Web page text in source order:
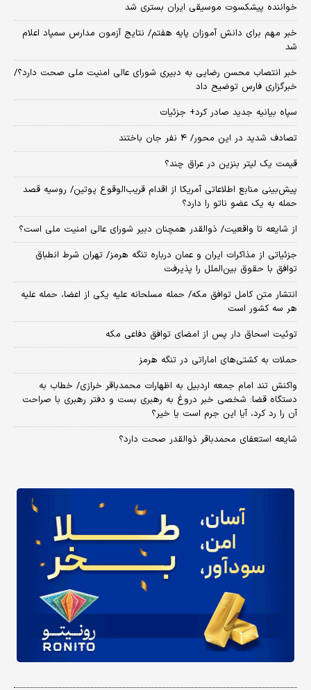
خواننده پیشکسوت موسیقی ایران بستری شد
خبر مهم برای دانش آموزان پایه هفتم/ نتایج آزمون مدارس سمپاد اعلام
شد
خبر انتصاب محسن رضایی به دبیری شورای عالی امنیت ملی صحت دارد؟/
خبرگزاری فارس توضیح داد
سپاه بیانیه جدید صادر کرد+ جزئیات
تصادف شدید در این محور/ ۴ نفر جان باختند
قیمت یک لیتر بنزین در عراق چند؟
پیش‌بینی منابع اطلاعاتی آمریکا از اقدام قریب‌الوقوع پوتین/ روسیه قصد
حمله به یک عضو ناتو را دارد؟
از شایعه تا واقعیت/ ذوالقدر همچنان دبیر شورای ‌عالی امنیت ملی است؟
جزئیاتی از مذاکرات ایران و عمان درباره تنگه هرمز/ تهران شرط انطباق
توافق با حقوق بین‌الملل را پذیرفت
انتشار متن کامل توافق مکه/ حمله مسلحانه علیه یکی از اعضا، حمله علیه
هر سه کشور است
توئیت اسحاق دار پس از امضای توافق دفاعی مکه
حملات به کشتی‌های اماراتی در تنگه هرمز
واکنش تند امام جمعه اردبیل به اظهارات محمدباقر خرازی/ خطاب به
دستگاه قضا: شخصی خبر دروغ به رهبری بست و دفتر رهبری با صراحت
آن را رد کرد، آیا این جرم است یا خیر؟
شایعه استعفای محمدباقر ذوالقدر صحت دارد؟